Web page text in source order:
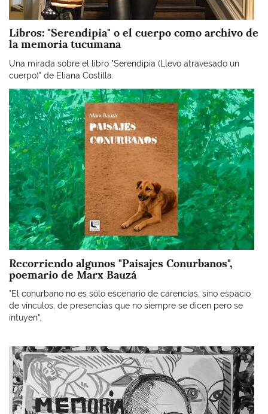
Libros: "Serendipia" o el cuerpo como archivo de
la memoria tucumana
Una mirada sobre el libro "Serendipia (Llevo atravesado un
cuerpo)" de Eliana Costilla.
Imagen
Recorriendo algunos "Paisajes Conurbanos",
poemario de Marx Bauzá
"El conurbano no es sólo escenario de carencias, sino espacio
de vínculos, de presencias que no siempre se dicen pero se
intuyen".
Imagen